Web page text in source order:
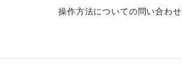
操作方法についての問い合わせ